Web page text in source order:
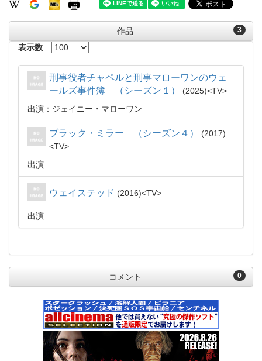
3
作品
表示数
刑事役者チャペルと刑事マローワンのウェ
ールズ事件簿 （シーズン１）
2025
TV
出演：ジェイニー・マローワン
ブラック・ミラー （シーズン４）
2017
TV
出演
ウェイステッド 2016 TV
出演
0
コメント